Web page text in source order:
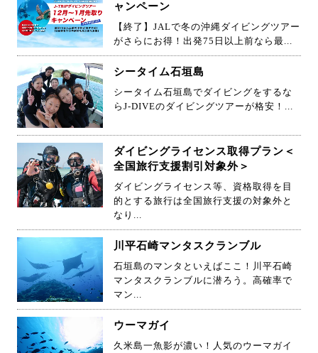
ャンペーン
【終了】JALで冬の沖縄ダイビングツアー
がさらにお得！出発75日以上前なら最...
シータイム石垣島
シータイム石垣島でダイビングをするな
らJ-DIVEのダイビングツアーが格安！...
ダイビングライセンス取得プラン＜
全国旅行支援割引対象外＞
ダイビングライセンス等、資格取得を目
的とする旅行は全国旅行支援の対象外と
なり...
川平石崎マンタスクランブル
石垣島のマンタといえばここ！川平石崎
マンタスクランブルに潜ろう。高確率で
マン...
ウーマガイ
久米島一魚影が濃い！人気のウーマガイ